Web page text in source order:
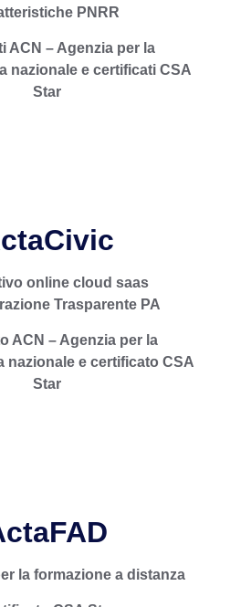
PNRR
ACN – Agenzia per la
nazionale e certificati CSA
Star
per la realizzazione e
accessibili 100%
WCAG 2.1 AA
online cloud saas
Trasparente PA
ACN – Agenzia per la
nazionale e certificato CSA
Star
CLOUD SaaS per la
e Società
ACN – Agenzia per la
nazionale e conforme al Dlgs.
n. 33/2013.
la formazione a distanza
e realizzazione dei corsi è
e della professionalità
dello staff di Actainfo.